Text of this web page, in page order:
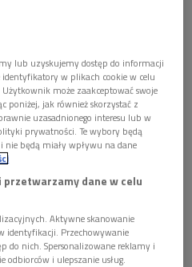
prasowe
lub uzyskujemy dostęp do informacji
w plikach cookie w celu
może zaakceptować swoje
jak również skorzystać z
uzasadnionego interesu lub w
prywatności. Te wybory będą
będą miały wpływu na dane
dane w celu
Aktywne skanowanie
identyfikacji. Przechowywanie
do nich. Spersonalizowane reklamy i
odbiorców i ulepszanie usług.